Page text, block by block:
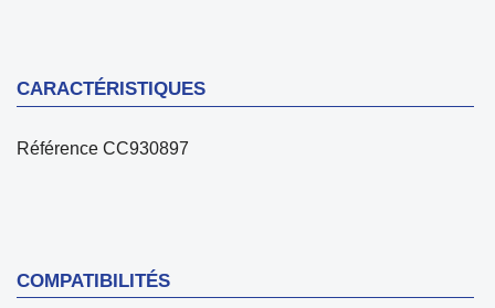
CARACTÉRISTIQUES
Référence CC930897
COMPATIBILITÉS